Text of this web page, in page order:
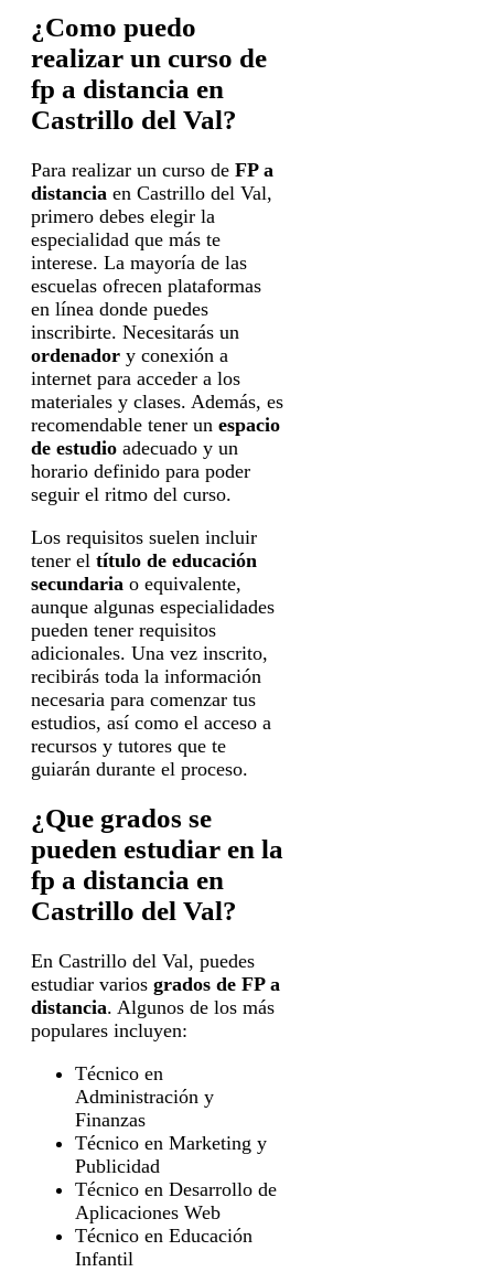
¿Como puedo
realizar un curso de
fp a distancia en
Castrillo del Val?
Para realizar un curso de FP a
distancia en Castrillo del Val,
primero debes elegir la
especialidad que más te
interese. La mayoría de las
escuelas ofrecen plataformas
en línea donde puedes
inscribirte. Necesitarás un
ordenador y conexión a
internet para acceder a los
materiales y clases. Además, es
recomendable tener un espacio
de estudio adecuado y un
horario definido para poder
seguir el ritmo del curso.
Los requisitos suelen incluir
tener el título de educación
secundaria o equivalente,
aunque algunas especialidades
pueden tener requisitos
adicionales. Una vez inscrito,
recibirás toda la información
necesaria para comenzar tus
estudios, así como el acceso a
recursos y tutores que te
guiarán durante el proceso.
¿Que grados se
pueden estudiar en la
fp a distancia en
Castrillo del Val?
En Castrillo del Val, puedes
estudiar varios grados de FP a
distancia. Algunos de los más
populares incluyen:
Técnico en
Administración y
Finanzas
Técnico en Marketing y
Publicidad
Técnico en Desarrollo de
Aplicaciones Web
Técnico en Educación
Infantil